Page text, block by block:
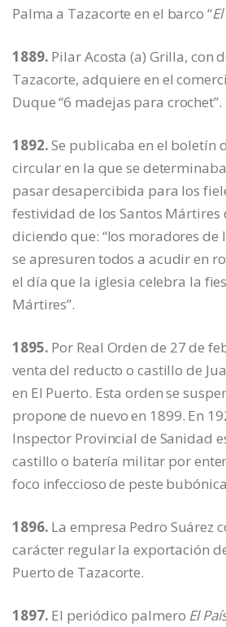
Palma a Tazacorte en el barco “
1889. Pilar Acosta (a) Grilla, con
Tazacorte, adquiere en el
Duque “6 madejas para crochet”.
1892.Se publicaba en el boletín
circular en la que se
pasar desapercibida para los
festividad de los Santos Mártires
diciendo que: “los moradores de
se apresuren todos a acudir en
el día que la iglesia celebra la
Mártires”.
1895. Por Real Orden de 27 de
venta del reducto o castillo de
en El Puerto. Esta orden se
propone de nuevo en 1899. En
Inspector Provincial de Sanidad
castillo o batería militar por
foco infeccioso de peste
1896. La empresa Pedro Suárez
carácter regular la exportación
Puerto de Tazacorte.
1897. El periódico palmero El